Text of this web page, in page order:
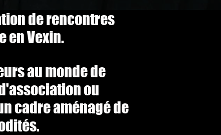
de rencontres
en Vexin.
au monde de
ou
cadre aménagé de